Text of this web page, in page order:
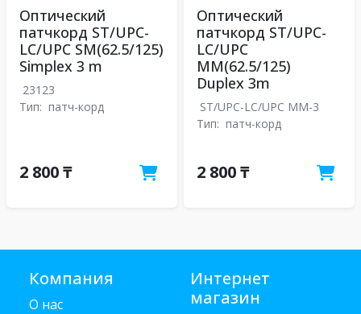
Оптический
патчкорд ST/UPC-
LC/UPC SM(62.5/125)
Simplex 3 m
23123
Тип: патч-корд
2 800 ₸
Оптический
патчкорд ST/UPC-
LC/UPC
MM(62.5/125)
Duplex 3m
ST/UPC-LC/UPC MM-3
Тип: патч-корд
2 800 ₸
Компания
О нас
Интернет
магазин